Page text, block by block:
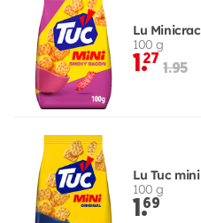
Lu
100 g
1.27
1.95
Lu Tuc
100 g
1.69